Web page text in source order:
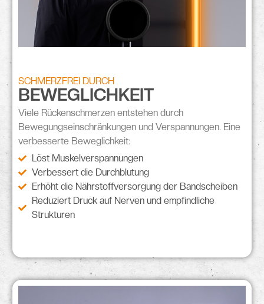
SCHMERZFREI DURCH
BEWEGLICHKEIT
Viele Rückenschmerzen entstehen durch
Bewegungseinschränkungen und Verspannungen. Eine
verbesserte Beweglichkeit:
Löst Muskelverspannungen
Verbessert die Durchblutung
Erhöht die Nährstoffversorgung der Bandscheiben
Reduziert Druck auf Nerven und empfindliche
Strukturen